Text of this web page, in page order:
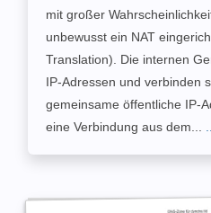
mit großer
unbewusst ein NAT
Translation). Die internen
IP-Adressen und verbinden
gemeinsame öffentliche IP-
eine Verbindung aus dem...